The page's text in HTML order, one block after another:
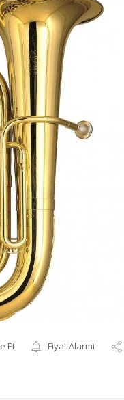
Et Fiyat Alarmı